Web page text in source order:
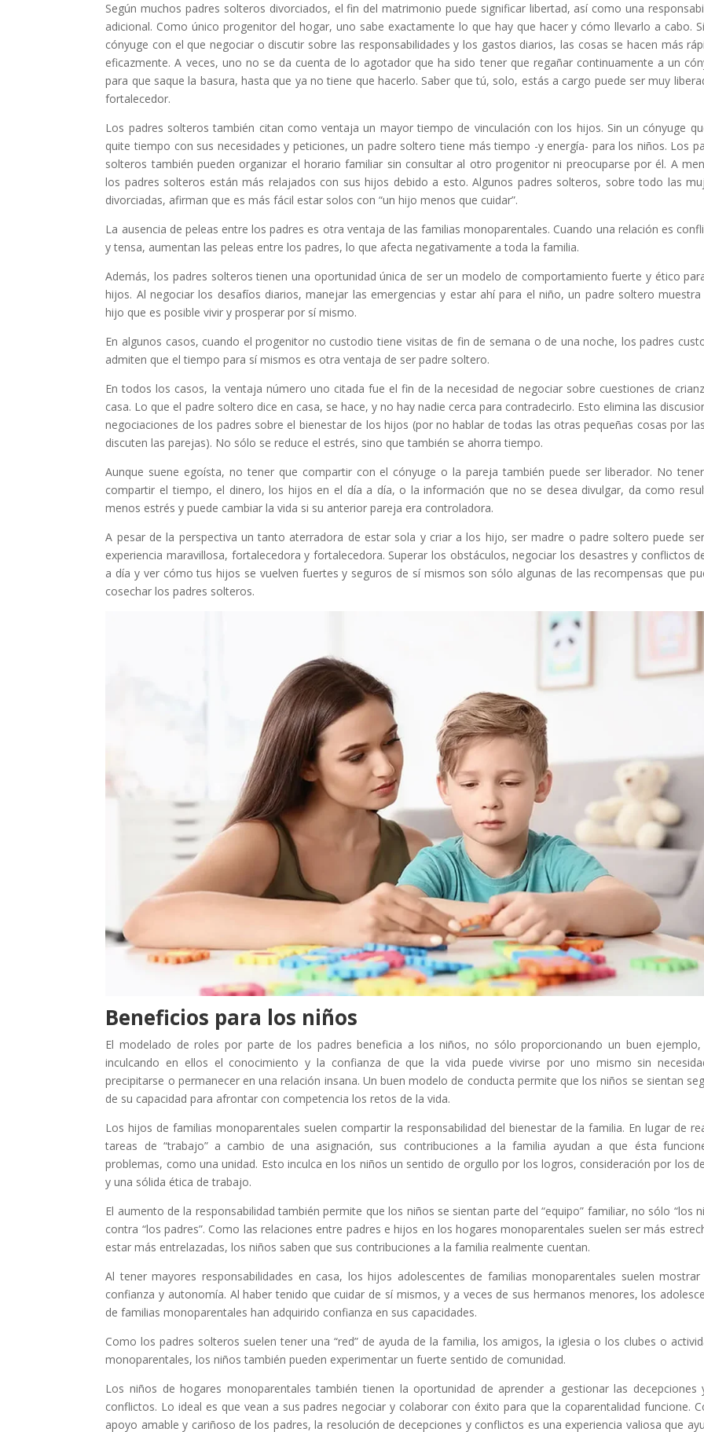
Según muchos padres solteros divorciados, el fin del matrimonio puede significar libertad, así como una
adicional. Como único progenitor del hogar, uno sabe exactamente lo que hay que hacer y cómo llevarlo a cabo.
cónyuge con el que negociar o discutir sobre las responsabilidades y los gastos diarios, las cosas se hacen más
eficazmente. A veces, uno no se da cuenta de lo agotador que ha sido tener que regañar continuamente a un
para que saque la basura, hasta que ya no tiene que hacerlo. Saber que tú, solo, estás a cargo puede ser muy
fortalecedor.
Los padres solteros también citan como ventaja un mayor tiempo de vinculación con los hijos. Sin un cónyuge
quite tiempo con sus necesidades y peticiones, un padre soltero tiene más tiempo -y energía- para los niños. Los
solteros también pueden organizar el horario familiar sin consultar al otro progenitor ni preocuparse por él. A
los padres solteros están más relajados con sus hijos debido a esto. Algunos padres solteros, sobre todo las
divorciadas, afirman que es más fácil estar solos con “un hijo menos que cuidar”.
La ausencia de peleas entre los padres es otra ventaja de las familias monoparentales. Cuando una relación es
y tensa, aumentan las peleas entre los padres, lo que afecta negativamente a toda la familia.
Además, los padres solteros tienen una oportunidad única de ser un modelo de comportamiento fuerte y ético
hijos. Al negociar los desafíos diarios, manejar las emergencias y estar ahí para el niño, un padre soltero muestra
hijo que es posible vivir y prosperar por sí mismo.
En algunos casos, cuando el progenitor no custodio tiene visitas de fin de semana o de una noche, los padres
admiten que el tiempo para sí mismos es otra ventaja de ser padre soltero.
En todos los casos, la ventaja número uno citada fue el fin de la necesidad de negociar sobre cuestiones de
casa. Lo que el padre soltero dice en casa, se hace, y no hay nadie cerca para contradecirlo. Esto elimina las
negociaciones de los padres sobre el bienestar de los hijos (por no hablar de todas las otras pequeñas cosas por
discuten las parejas). No sólo se reduce el estrés, sino que también se ahorra tiempo.
Aunque suene egoísta, no tener que compartir con el cónyuge o la pareja también puede ser liberador. No
compartir el tiempo, el dinero, los hijos en el día a día, o la información que no se desea divulgar, da como
menos estrés y puede cambiar la vida si su anterior pareja era controladora.
A pesar de la perspectiva un tanto aterradora de estar sola y criar a los hijo, ser madre o padre soltero puede
experiencia maravillosa, fortalecedora y fortalecedora. Superar los obstáculos, negociar los desastres y conflictos
a día y ver cómo tus hijos se vuelven fuertes y seguros de sí mismos son sólo algunas de las recompensas que
cosechar los padres solteros.
Beneficios para los niños
El modelado de roles por parte de los padres beneficia a los niños, no sólo proporcionando un buen ejemplo,
inculcando en ellos el conocimiento y la confianza de que la vida puede vivirse por uno mismo sin
precipitarse o permanecer en una relación insana. Un buen modelo de conducta permite que los niños se sientan
de su capacidad para afrontar con competencia los retos de la vida.
Los hijos de familias monoparentales suelen compartir la responsabilidad del bienestar de la familia. En lugar de
tareas de “trabajo” a cambio de una asignación, sus contribuciones a la familia ayudan a que ésta
problemas, como una unidad. Esto inculca en los niños un sentido de orgullo por los logros, consideración por los
y una sólida ética de trabajo.
El aumento de la responsabilidad también permite que los niños se sientan parte del “equipo” familiar, no sólo “los
contra “los padres”. Como las relaciones entre padres e hijos en los hogares monoparentales suelen ser más
estar más entrelazadas, los niños saben que sus contribuciones a la familia realmente cuentan.
Al tener mayores responsabilidades en casa, los hijos adolescentes de familias monoparentales suelen mostrar
confianza y autonomía. Al haber tenido que cuidar de sí mismos, y a veces de sus hermanos menores, los
de familias monoparentales han adquirido confianza en sus capacidades.
Como los padres solteros suelen tener una “red” de ayuda de la familia, los amigos, la iglesia o los clubes o
monoparentales, los niños también pueden experimentar un fuerte sentido de comunidad.
Los niños de hogares monoparentales también tienen la oportunidad de aprender a gestionar las decepciones
conflictos. Lo ideal es que vean a sus padres negociar y colaborar con éxito para que la coparentalidad funcione.
apoyo amable y cariñoso de los padres, la resolución de decepciones y conflictos es una experiencia valiosa que